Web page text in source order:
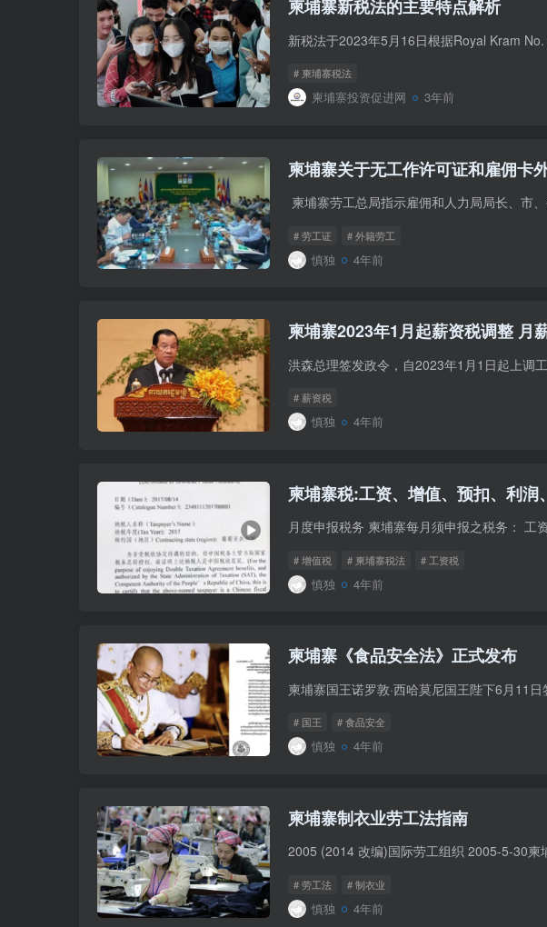
柬埔寨新税法的主要特点解析
# 柬埔寨税法
柬埔寨投资促进网 3年前
柬埔寨关于无工作许可证和雇佣卡
# 劳工证 # 外籍劳工
慎独 4年前
柬埔寨2023年1月起薪资税调整 月
# 薪资税
慎独 4年前
柬埔寨税:工资、增值、预扣、利润
# 增值税 # 柬埔寨税法 # 工资税
慎独 4年前
柬埔寨《食品安全法》正式发布
# 国王 # 食品安全
慎独 4年前
柬埔寨制衣业劳工法指南
# 劳工法 # 制衣业
慎独 4年前